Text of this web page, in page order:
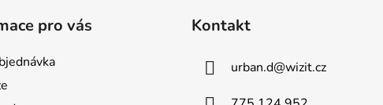
pro vás Kontakt
urban.d@wizit.cz